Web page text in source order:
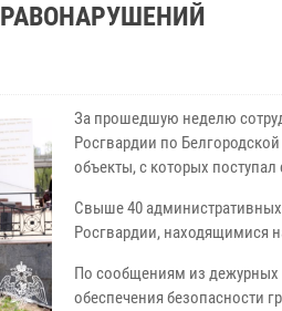
За прошедшую неделю
Росгвардии по
объекты, с которых поступал
Свыше 40
Росгвардии, находящимися
По сообщениям из дежурных
обеспечения безопасности